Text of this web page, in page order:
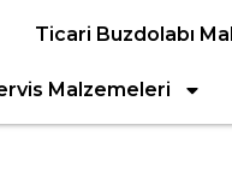
Ticari Buzdolabı
Malzemeleri